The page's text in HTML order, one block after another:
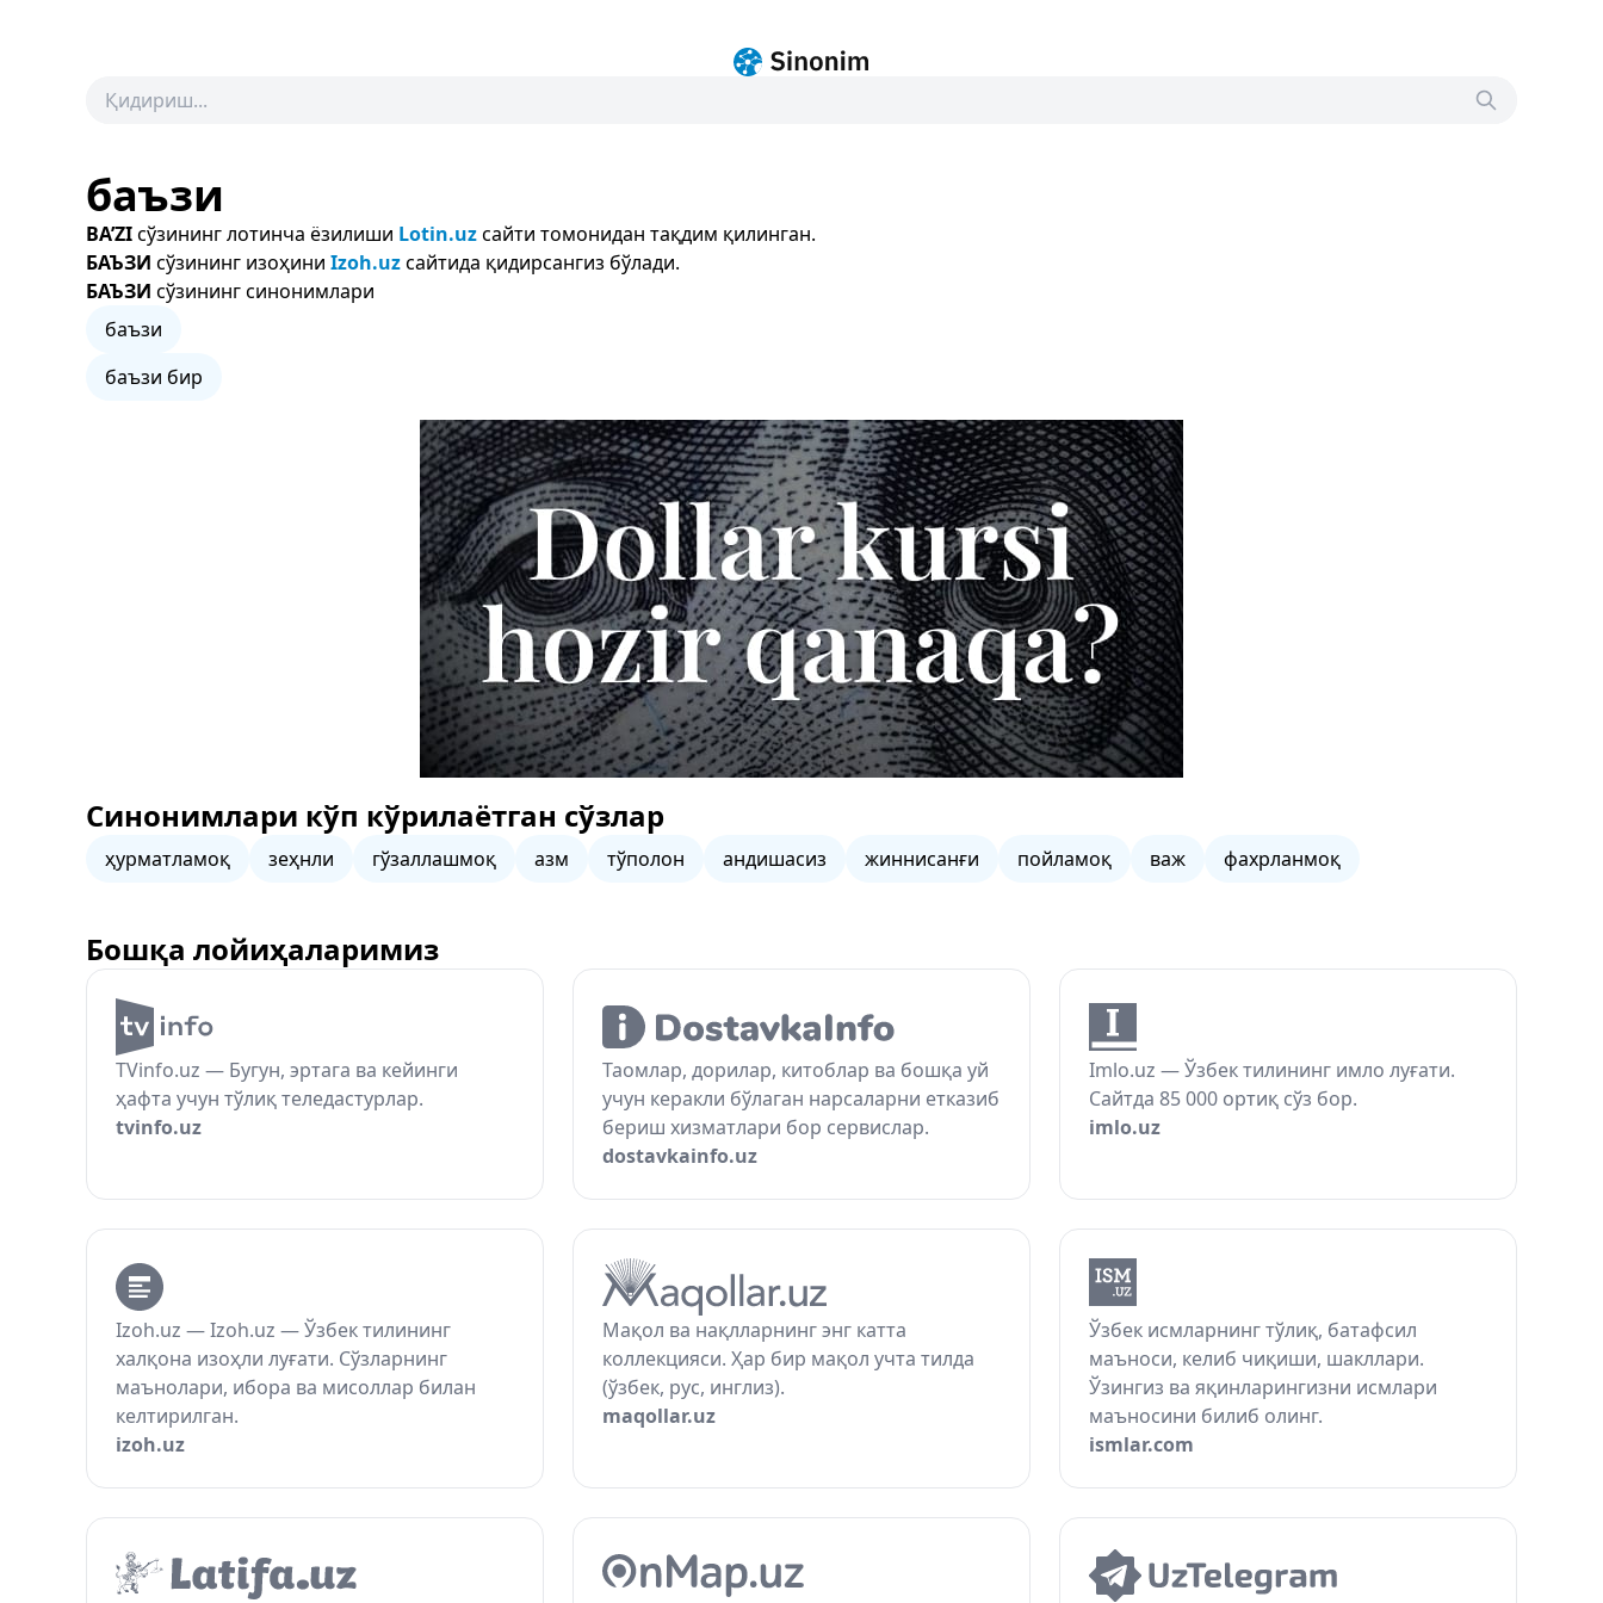
баъзи
BA’ZIсўзининг лотинча ёзилиши Lotin.uzсайти томонидан тақдим қилинган.
БАЪЗИ сўзининг изоҳини Izoh.uzсайтида қидирсангиз бўлади.
БАЪЗИ сўзининг синонимлари
баъзи
баъзи бир
Синонимлари кўп кўрилаётган сўзлар
ҳурматламоқ зеҳнли гўзаллашмоқ азм тўполон андишасиз жиннисанғи пойламоқ важ фахрланмоқ
Бошқа лойиҳаларимиз
TVinfo.uz — Бугун, эртага ва кейинги
ҳафта учун тўлиқ теледастурлар.
tvinfo.uz
Таомлар, дорилар, китоблар ва бошқа уй
учун керакли бўлаган нарсаларни етказиб
бериш хизматлари бор сервислар.
dostavkainfo.uz
Imlo.uz — Ўзбек тилининг имло луғати.
Сайтда 85 000 ортиқ сўз бор.
imlo.uz
Izoh.uz — Izoh.uz — Ўзбек тилининг
халқона изоҳли луғати. Сўзларнинг
маънолари, ибора ва мисоллар билан
келтирилган.
izoh.uz
Мақол ва нақлларнинг энг катта
коллекцияси. Ҳар бир мақол учта тилда
(ўзбек, рус, инглиз).
maqollar.uz
Ўзбек исмларнинг тўлиқ, батафсил
маъноси, келиб чиқиши, шакллари.
Ўзингиз ва яқинларингизни исмлари
маъносини билиб олинг.
ismlar.com